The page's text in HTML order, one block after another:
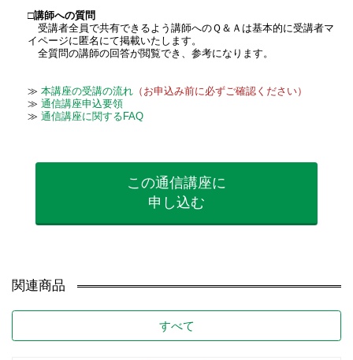
□講師への質問
受講者全員で共有できるよう講師へのＱ＆Ａは基本的に受講者マ
イページに匿名にて掲載いたします。
全質問の講師の回答が閲覧でき、参考になります。
≫ 本講座の受講の流れ（お申込み前に必ずご確認ください）
≫ 通信講座申込要領
≫ 通信講座に関するFAQ
この通信講座に
申し込む
関連商品
すべて